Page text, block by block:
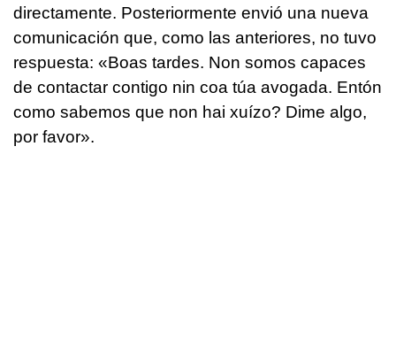
directamente. Posteriormente envió una nueva
comunicación que, como las anteriores, no tuvo
respuesta: «Boas tardes. Non somos capaces
de contactar contigo nin coa túa avogada. Entón
como sabemos que non hai xuízo? Dime algo,
por favor».